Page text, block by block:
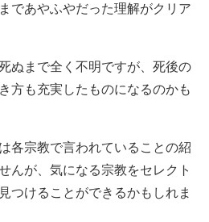
であやふやだった理解がクリア
ぬまで全く不明ですが、死後の
方も充実したものになるのかも
各宗教で言われていることの紹
んが、気になる宗教をセレクト
つけることができるかもしれま